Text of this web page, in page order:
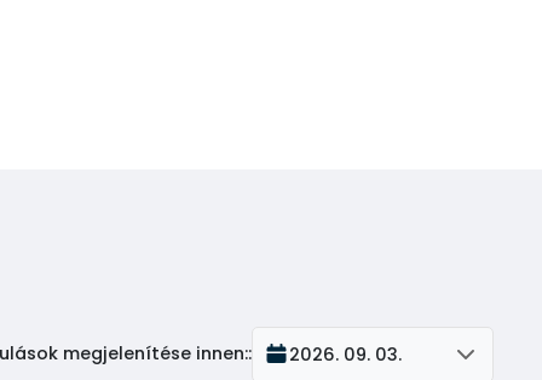
megjelenítése innen:: 2026. 09. 03.